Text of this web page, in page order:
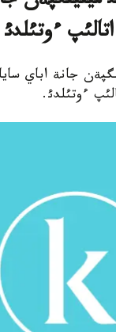
ءوتئلدئ
جانة اباي
ءوتئلدئ.